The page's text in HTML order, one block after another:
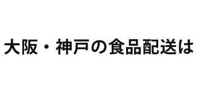
阪・神戸の食品配送は